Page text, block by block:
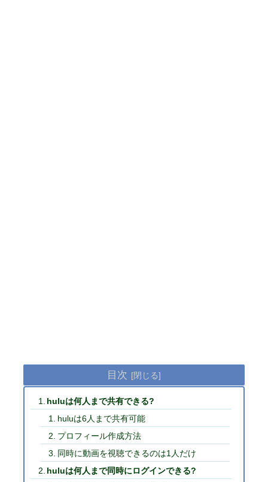
目次
huluは何人まで共有できる?
huluは6人まで共有可能
プロフィール作成方法
同時に動画を視聴できるのは1人だけ
huluは何人まで同時にログインできる?